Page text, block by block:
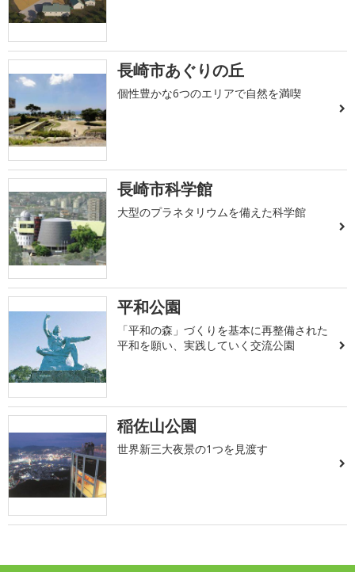
長崎市あぐりの丘
個性豊かな6つのエリアで自然を満喫
長崎市科学館
大型のプラネタリウムを備えた科学館
平和公園
「平和の森」づくりを基本に再整備された
平和を願い、実践していく交流公園
稲佐山公園
世界新三大夜景の1つを見渡す